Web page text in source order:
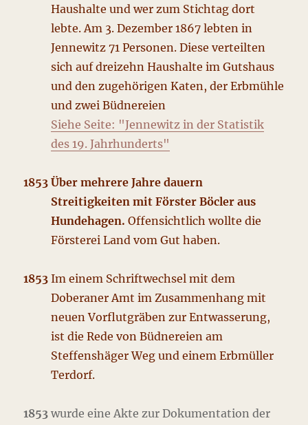
Haushalte und wer zum Stichtag dort
lebte. Am 3. Dezember 1867 lebten in
Jennewitz 71 Personen. Diese verteilten
sich auf dreizehn Haushalte im Gutshaus
und den zugehörigen Katen, der Erbmühle
und zwei Büdnereien
Siehe Seite: "Jennewitz in der Statistik
des 19. Jahrhunderts"
1853 Über mehrere Jahre dauern
Streitigkeiten mit Förster Böcler aus
Hundehagen. Offensichtlich wollte die
Försterei Land vom Gut haben.
1853Im einem Schriftwechsel mit dem
Doberaner Amt im Zusammenhang mit
neuen Vorflutgräben zur Entwasserung,
ist die Rede von Büdnereien am
Steffenshäger Weg und einem Erbmüller
Terdorf.
1853wurde eine Akte zur Dokumentation der